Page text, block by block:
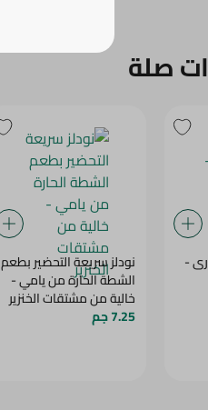
صلة
- نودلز سريعة التحضير بطعم
الشطة الحارة من يامي -
خالية من مشتقات الخنزير
7.25 جم